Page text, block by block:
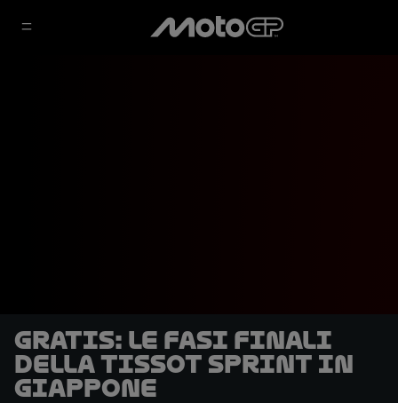
GRATIS: le fasi finali
della Tissot Sprint in
Giappone